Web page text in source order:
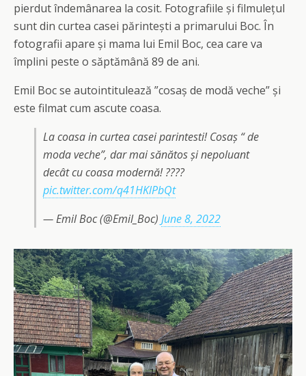
pierdut îndemânarea la cosit. Fotografiile și filmulețul
sunt din curtea casei părintești a primarului Boc. În
fotografii apare și mama lui Emil Boc, cea care va
împlini peste o săptămână 89 de ani.
Emil Boc se autointitulează ”cosaș de modă veche” și
este filmat cum ascute coasa.
La coasa in curtea casei parintesti! Cosaș “ de
moda veche”, dar mai sănătos și nepoluant
decât cu coasa modernă! ????
pic.twitter.com/q41HKlPbQt
— Emil Boc (@Emil_Boc) June 8, 2022